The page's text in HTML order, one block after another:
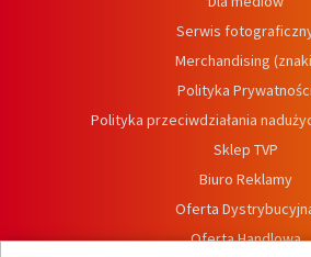
Serwis
Merchandising
Polityka Prywatności
Polityka przeciwdziałania
Sklep TVP
Biuro Reklamy
Oferta
Oferta Handlowa